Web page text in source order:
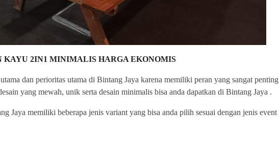
KAYU 2IN1 MINIMALIS HARGA EKONOMIS
dan perioritas utama di Bintang Jaya karena memiliki peran yang sangat penting
yang mewah, unik serta desain minimalis bisa anda dapatkan di Bintang Jaya .
Jaya memiliki beberapa jenis variant yang bisa anda pilih sesuai dengan jenis event